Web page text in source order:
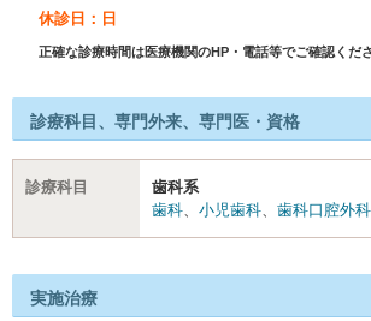
休診日：日
正確な診療時間は医療機関のHP・電話等でご確認くだ
診療科目、専門外来、専門医・資格
診療科目
歯科系
歯科
小児歯科 歯科口腔外科
実施治療